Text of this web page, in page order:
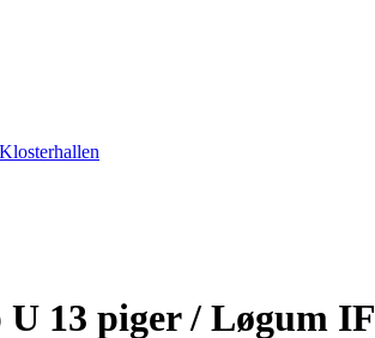
13 piger / Løgum